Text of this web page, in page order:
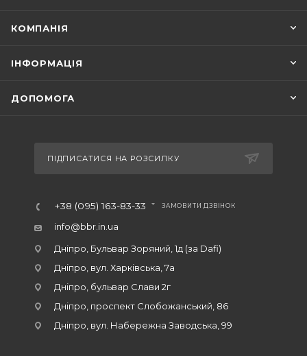
КОМПАНІЯ
ІНФОРМАЦІЯ
ДОПОМОГА
ПІДПИСАТИСЯ НА РОЗСИЛКУ
+38 (095) 163-83-33 ЗАМОВИТИ ДЗВІНОК
info@bbr.in.ua
Дніпро, Бульвар Зоряний, 1д (за Dafi)
Дніпро, вул. Харківська, 7а
Дніпро, бульвар Слави 2г
Дніпро, проспект Слобожанський, 86
Дніпро, вул. Набережна Заводська, 99